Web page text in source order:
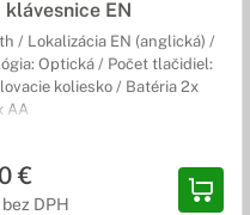
okolností.
navrhnuté na to,
klávesnice EN
/ Lokalizácia EN (anglická) /
Optická / Počet tlačidiel:
koliesko / Batéria 2x
AA
€
DPH